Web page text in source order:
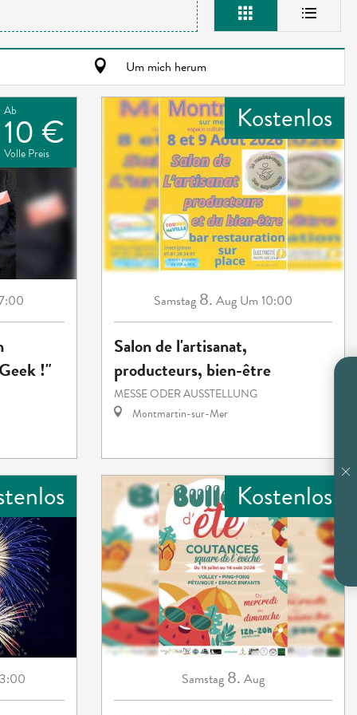
Um mich herum
Ab
10 €
Volle Preis
!"
Kostenlos
Samstag 8. Aug Um 10:00
Salon de l'artisanat,
producteurs, bien-être
MESSE ODER AUSSTELLUNG
Montmartin-sur-Mer
Kostenlos
Samstag 8. Aug